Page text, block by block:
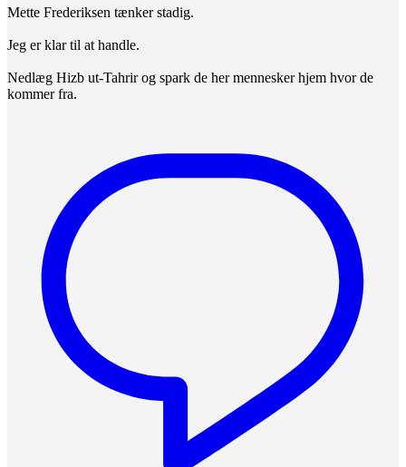
Mette Frederiksen tænker stadig.
Jeg er klar til at handle.
Nedlæg Hizb ut-Tahrir og spark de her mennesker hjem hvor de
kommer fra.